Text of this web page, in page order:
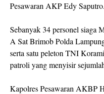
Pesawaran AKP Edy Saputro.
Sebanyak 34 personel siaga
A Sat Brimob Polda
serta satu peleton TNI
patroli yang menyisir
Kapolres Pesawaran AKBP